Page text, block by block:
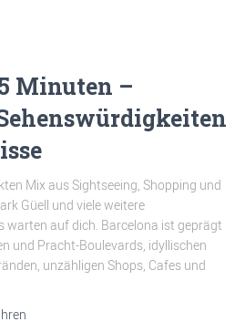
Minuten –
Mix aus Sightseeing, Shopping und
Güell und viele weitere
auf dich. Barcelona ist geprägt
und Pracht-Boulevards, idyllischen
unzähligen Shops, Cafes und